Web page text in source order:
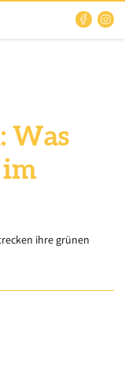
Was
im
ihre grünen